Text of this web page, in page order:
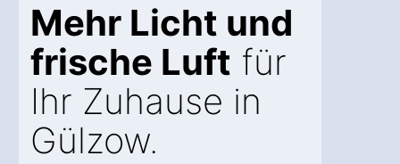
Mehr Licht und
frische Luft für
Ihr Zuhause in
Gülzow.